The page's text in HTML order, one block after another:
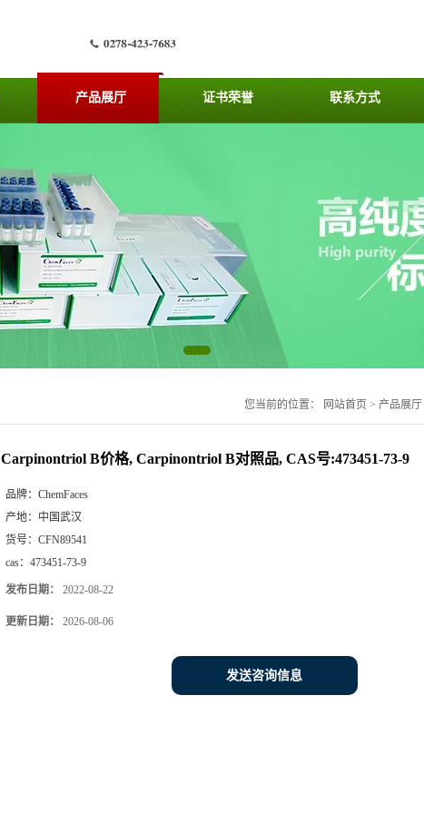
产品展厅 证书荣誉 联系方式
您当前的位置： 网站首页 > 产品展厅
Carpinontriol B价格, Carpinontriol B对照品, CAS号:473451-73-9
品牌： ChemFaces
产地： 中国武汉
货号： CFN89541
cas： 473451-73-9
发布日期： 2022-08-22
更新日期： 2026-08-06
发送咨询信息